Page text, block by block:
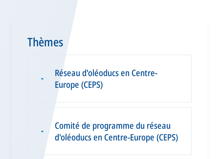
Thèmes
▪
Réseau d'oléoducs en Centre-
Europe (CEPS)
▪
Comité de programme du réseau
d'oléoducs en Centre-Europe (CEPS)